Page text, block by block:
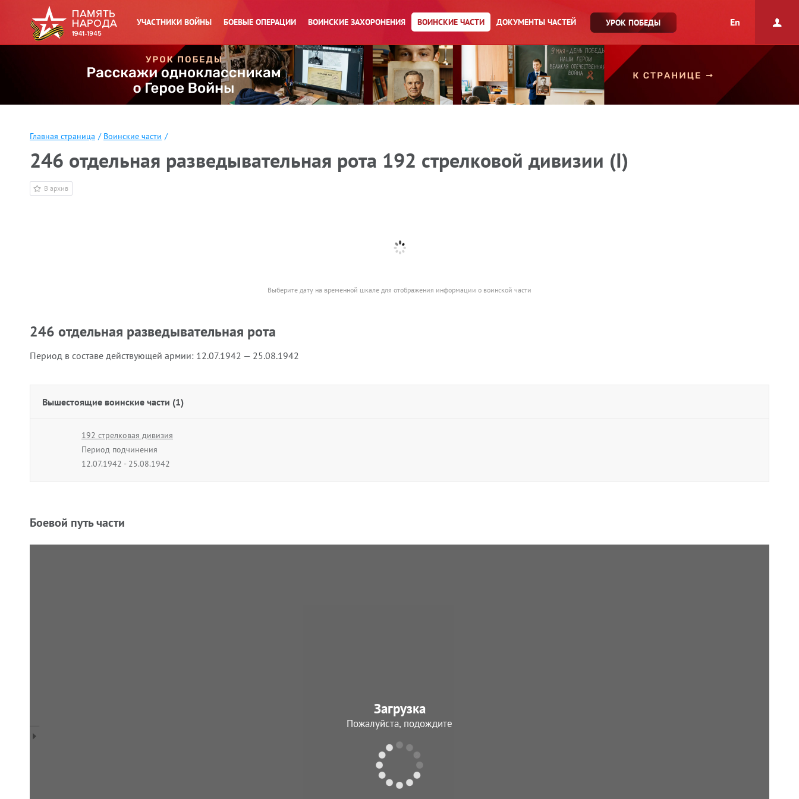
УЧАСТНИКИ ВОЙНЫ БОЕВЫЕ ОПЕРАЦИИ ВОИНСКИЕ ЗАХОРОНЕНИЯ ВОИНСКИЕ ЧАСТИ ДОКУМЕНТЫ ЧАСТЕЙ УРОК ПОБЕДЫ En
Главная страница / Воинские части /
246 отдельная разведывательная рота 192 стрелковой дивизии (I)
В архив
Выберите дату на временной шкале для отображения информации о воинской части
246 отдельная разведывательная рота
Период в составе действующей армии: 12.07.1942 — 25.08.1942
Вышестоящие воинские части (1)
192 стрелковая дивизия
Период подчинения
12.07.1942 - 25.08.1942
Боевой путь части
Загрузка
Пожалуйста, подождите